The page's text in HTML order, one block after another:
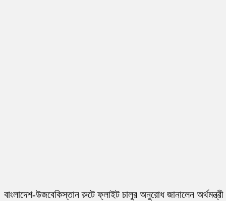
বাংলাদেশ-উজবেকিস্তান রুটে ফ্লাইট চালুর অনুরোধ জানালেন অর্থমন্ত্রী